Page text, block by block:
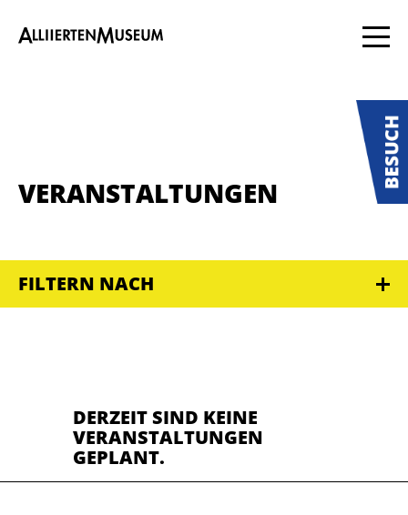
VERANSTALTUNGEN
FILTERN NACH
DERZEIT SIND KEINE
VERANSTALTUNGEN
GEPLANT.